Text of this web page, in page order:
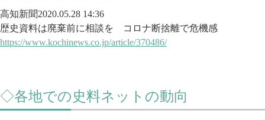
高知新聞2020.05.28 14:36
歴史資料は廃棄前に相談を コロナ断捨離で危機感
https://www.kochinews.co.jp/article/370486/
◇各地での史料ネットの動向